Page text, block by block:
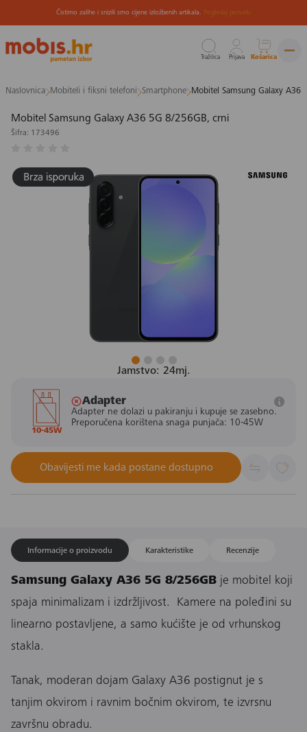
na
sadržaj
Čistimo zalihe i snizili smo cijene izložbenih artikala. Pogledaj ponudu
Tražilica Prijava Košarica
Naslovnica Mobiteli i fiksni telefoni Smartphone Mobitel Samsung Galaxy A36
Mobitel Samsung Galaxy A36 5G 8/256GB, crni
Šifra: 173496
Jamstvo: 24mj.
10-45W
Adapter
Adapter ne dolazi u pakiranju i kupuje se zasebno.
Preporučena korištena snaga punjača: 10-45W
Obavijesti me kada postane dostupno
Informacije o proizvodu Karakteristike Recenzije
Samsung Galaxy A36 5G 8/256GB je mobitel koji
spaja minimalizam i izdržljivost. Kamere na poleđini su
linearno postavljene, a samo kućište je od vrhunskog
stakla.
Tanak, moderan dojam Galaxy A36 postignut je s
tanjim okvirom i ravnim bočnim okvirom, te izvrsnu
završnu obradu.